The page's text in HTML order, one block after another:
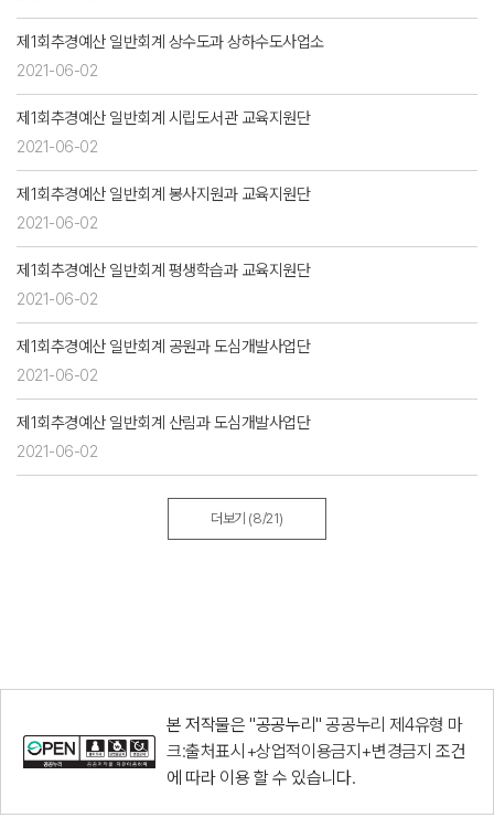
제1회추경예산 일반회계 상수도과 상하수도사업소
2021-06-02
제1회추경예산 일반회계 시립도서관 교육지원단
2021-06-02
제1회추경예산 일반회계 봉사지원과 교육지원단
2021-06-02
제1회추경예산 일반회계 평생학습과 교육지원단
2021-06-02
제1회추경예산 일반회계 공원과 도심개발사업단
2021-06-02
제1회추경예산 일반회계 산림과 도심개발사업단
2021-06-02
더보기 (8/21)
본 저작물은 "공공누리"공공누리 제4유형 마
크:출처표시+상업적이용금지+변경금지 조건
에 따라 이용 할 수 있습니다.